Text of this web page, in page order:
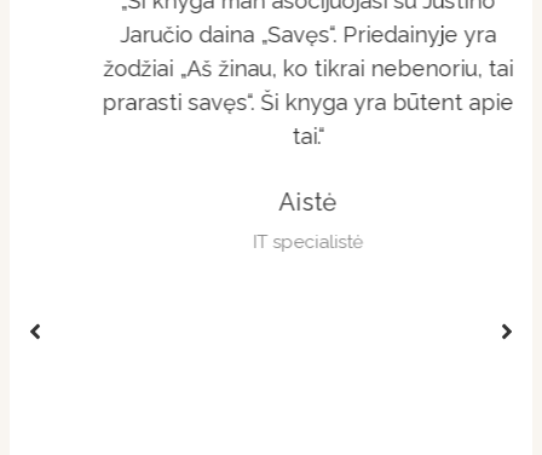
Jaručio daina „Savęs“. Priedainyje yra
žodžiai „Aš žinau, ko tikrai nebenoriu, tai
prarasti savęs“. Ši knyga yra būtent apie
Aistė
IT specialistė